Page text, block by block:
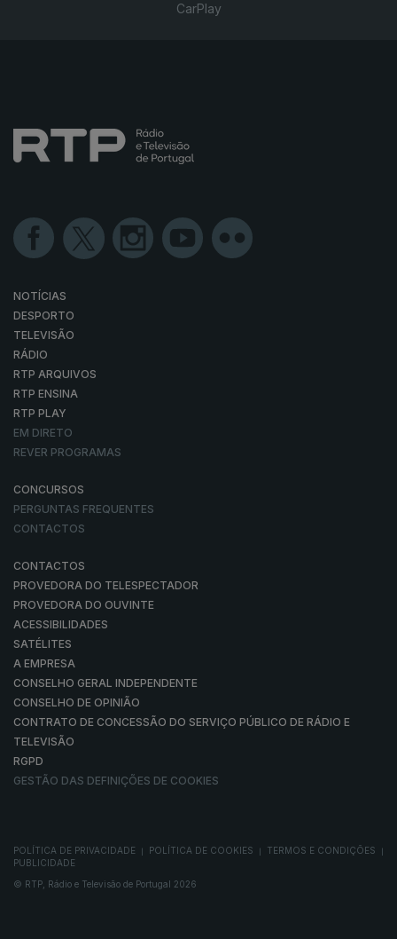
CarPlay
NOTÍCIAS
DESPORTO
TELEVISÃO
RÁDIO
RTP ARQUIVOS
RTP ENSINA
RTP PLAY
EM DIRETO
REVER PROGRAMAS
CONCURSOS
PERGUNTAS FREQUENTES
CONTACTOS
CONTACTOS
PROVEDORA DO TELESPECTADOR
PROVEDORA DO OUVINTE
ACESSIBILIDADES
SATÉLITES
A EMPRESA
CONSELHO GERAL INDEPENDENTE
CONSELHO DE OPINIÃO
CONTRATO DE CONCESSÃO DO SERVIÇO PÚBLICO DE RÁDIO E
TELEVISÃO
RGPD
GESTÃO DAS DEFINIÇÕES DE COOKIES
POLÍTICA DE PRIVACIDADE POLÍTICA DE COOKIES TERMOS E CONDIÇÕES
PUBLICIDADE
© RTP, Rádio e Televisão de Portugal 2026